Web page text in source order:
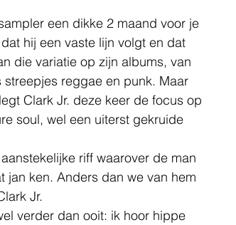
een dikke 2 maand voor je
hij een vaste lijn volgt en dat
die variatie op zijn albums, van
reggae en punk. Maar
Clark Jr. deze keer de focus op
soul, wel een uiterst gekruide
riff waarover de man
jan ken. Anders dan we van hem
Jr.
verder dan ooit: ik hoor hippe